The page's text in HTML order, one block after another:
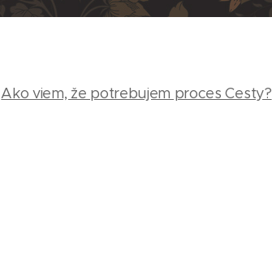
Ako viem, že potrebujem proces Cesty?